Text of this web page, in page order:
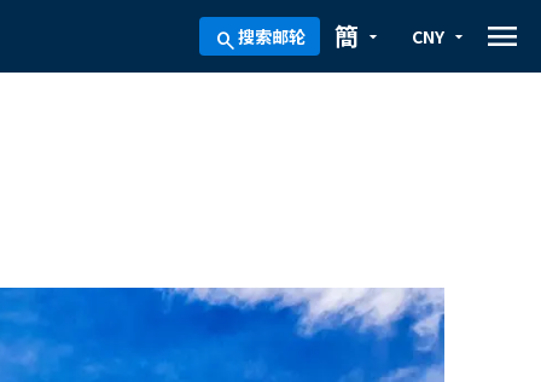
search搜索邮轮 arrow_drop_down
簡 arrow_drop_down
CNY menu